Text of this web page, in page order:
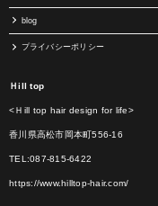
blog
プライバシーポリシー
Ｈill top
<Ｈill top hair design for life>
香川県高松市岡本町556-16
TEL:087-815-6422
https://www.hilltop-hair.com/